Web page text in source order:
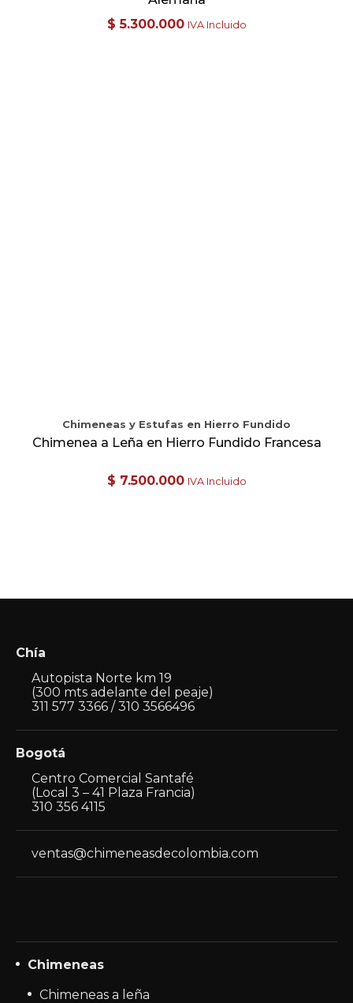
$ 5.300.000 IVA Incluido
Chimeneas y Estufas en Hierro Fundido
Chimenea a Leña en Hierro Fundido Francesa
$ 7.500.000 IVA Incluido
Chía
Autopista Norte km 19
(300 mts adelante del peaje)
311 577 3366 / 310 3566496
Bogotá
Centro Comercial Santafé
(Local 3 – 41 Plaza Francia)
310 356 4115
ventas@chimeneasdecolombia.com
Chimeneas
Chimeneas a leña